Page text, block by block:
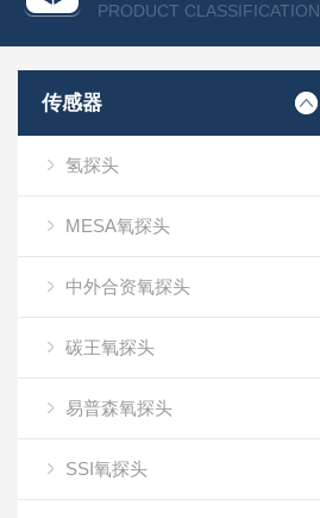
PRODUCT CLASSIFICATION
传感器
氢探头
MESA氧探头
中外合资氧探头
碳王氧探头
易普森氧探头
SSI氧探头